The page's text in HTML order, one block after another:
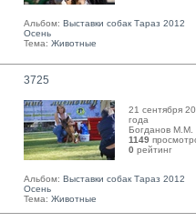
Альбом: Выставки собак Тараз 2012
Осень
Тема: Животные
3725
21 сентября
года
Богданов М.М.
1149
0 рейтинг
Альбом: Выставки собак Тараз 2012
Осень
Тема: Животные